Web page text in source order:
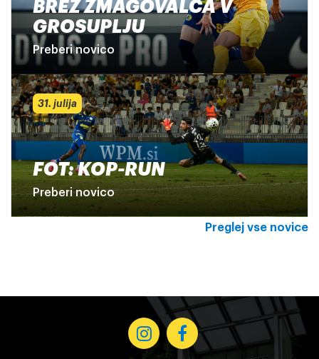
BREZ ZMAGOVALCA V
GROSUPLJU
Preberi novico
31. julija
FOT: KOP-RUN
Preberi novico
Preglej vse novice